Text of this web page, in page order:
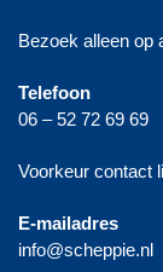
Bezoek alleen op
Telefoon
06 – 52 72 69 69
Voorkeur contact
E-mailadres
info@scheppie.nl